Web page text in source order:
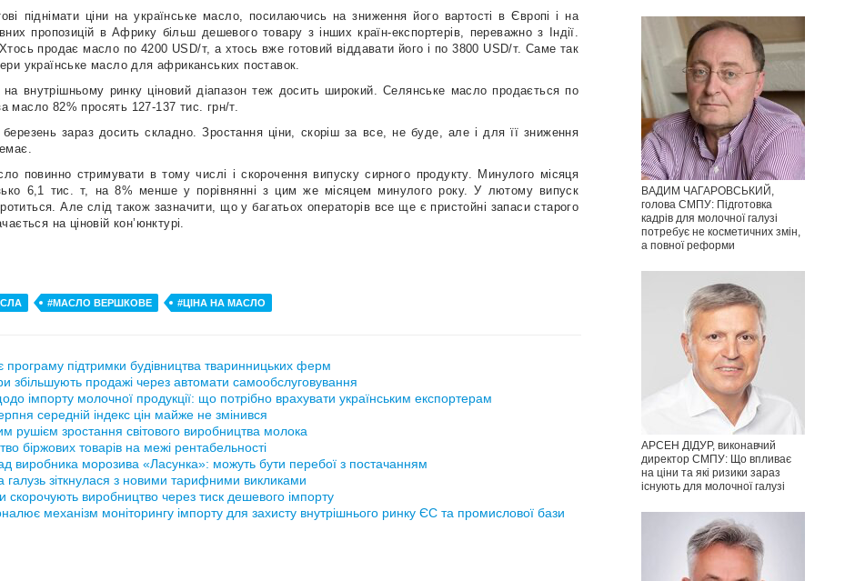
піднімати ціни на українське масло, посилаючись на зниження його вартості в Європі і на
пропозицій в Африку більш дешевого товару з інших країн-експортерів, переважно з Індії.
продає масло по 4200 USD/т, а хтось вже готовий віддавати його і по 3800 USD/т. Саме так
українське масло для африканських поставок.
на внутрішньому ринку ціновий діапазон теж досить широкий. Селянське масло продається по
масло 82% просять 127-137 тис. грн/т.
березень зараз досить складно. Зростання ціни, скоріш за все, не буде, але і для її зниження
повинно стримувати в тому числі і скорочення випуску сирного продукту. Минулого місяця
6,1 тис. т, на 8% менше у порівнянні з цим же місяцем минулого року. У лютому випуск
Але слід також зазначити, що у багатьох операторів все ще є пристойні запаси старого
на ціновій кон’юнктурі.
#МАСЛО ВЕРШКОВЕ #ЦІНА НА МАСЛО
підтримки будівництва тваринницьких ферм
збільшують продажі через автомати самообслуговування
імпорту молочної продукції: що потрібно врахувати українським експортерам
середній індекс цін майже не змінився
рушієм зростання світового виробництва молока
біржових товарів на межі рентабельності
виробника морозива «Ласунка»: можуть бути перебої з постачанням
галузь зіткнулася з новими тарифними викликами
скорочують виробництво через тиск дешевого імпорту
механізм моніторингу імпорту для захисту внутрішнього ринку ЄС та промислової бази
ВАДИМ ЧАГАРОВСЬКИЙ,
голова СМПУ: Підготовка
кадрів для молочної галузі
потребує не косметичних змін,
а повної реформи
АРСЕН ДІДУР, виконавчий
директор СМПУ: Що впливає
на ціни та які ризики зараз
існують для молочної галузі